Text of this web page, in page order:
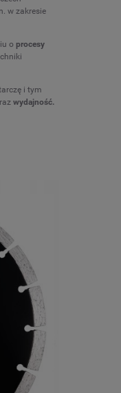
w zakresie
o procesy
i tym
wydajność.